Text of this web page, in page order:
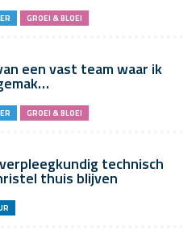
GROEI & BLOEI
een vast team waar ik
GROEI & BLOEI
technisch
thuis blijven